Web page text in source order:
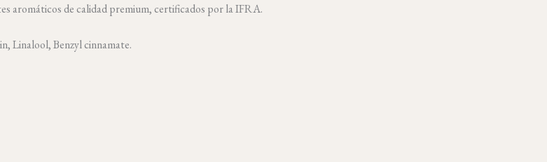
aromáticos de calidad premium, certificados por la IFRA.
Linalool, Benzyl cinnamate.